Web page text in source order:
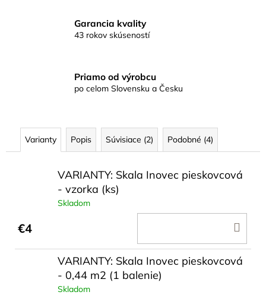
Garancia kvality
43 rokov skúseností
Priamo od výrobcu
po celom Slovensku a Česku
Varianty Popis Súvisiace (2) Podobné (4)
VARIANTY: Skala Inovec pieskovcová
- vzorka (ks)
Skladom
€4
VARIANTY: Skala Inovec pieskovcová
- 0,44 m2 (1 balenie)
Skladom